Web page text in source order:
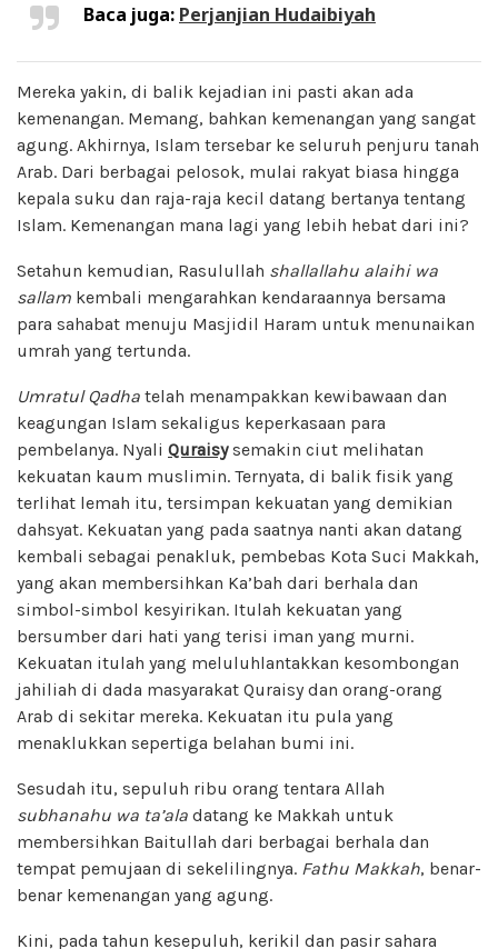
Baca juga: Perjanjian Hudaibiyah
Mereka yakin, di balik kejadian ini pasti akan ada
kemenangan. Memang, bahkan kemenangan yang sangat
agung. Akhirnya, Islam tersebar ke seluruh penjuru tanah
Arab. Dari berbagai pelosok, mulai rakyat biasa hingga
kepala suku dan raja-raja kecil datang bertanya tentang
Islam. Kemenangan mana lagi yang lebih hebat dari ini?
Setahun kemudian, Rasulullah shallallahu alaihi wa
sallam kembali mengarahkan kendaraannya bersama
para sahabat menuju Masjidil Haram untuk menunaikan
umrah yang tertunda.
Umratul Qadha telah menampakkan kewibawaan dan
keagungan Islam sekaligus keperkasaan para
pembelanya. Nyali Quraisysemakin ciut melihatan
kekuatan kaum muslimin. Ternyata, di balik fisik yang
terlihat lemah itu, tersimpan kekuatan yang demikian
dahsyat. Kekuatan yang pada saatnya nanti akan datang
kembali sebagai penakluk, pembebas Kota Suci Makkah,
yang akan membersihkan Ka’bah dari berhala dan
simbol-simbol kesyirikan. Itulah kekuatan yang
bersumber dari hati yang terisi iman yang murni.
Kekuatan itulah yang meluluhlantakkan kesombongan
jahiliah di dada masyarakat Quraisy dan orang-orang
Arab di sekitar mereka. Kekuatan itu pula yang
menaklukkan sepertiga belahan bumi ini.
Sesudah itu, sepuluh ribu orang tentara Allah
subhanahu wa ta’ala datang ke Makkah untuk
membersihkan Baitullah dari berbagai berhala dan
tempat pemujaan di sekelilingnya. Fathu Makkah, benar-
benar kemenangan yang agung.
Kini, pada tahun kesepuluh, kerikil dan pasir sahara